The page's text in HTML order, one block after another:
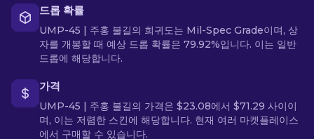
드롭 확률
UMP-45 | 주홍 불길의 희귀도는 Mil-Spec Grade이며, 상
자를 개봉할 때 예상 드롭 확률은 79.92%입니다. 이는 일반
드롭에 해당합니다.
가격
UMP-45 | 주홍 불길의 가격은 $23.08에서 $71.29 사이이
며, 이는 저렴한 스킨에 해당합니다. 현재 여러 마켓플레이스
에서 구매할 수 있습니다.